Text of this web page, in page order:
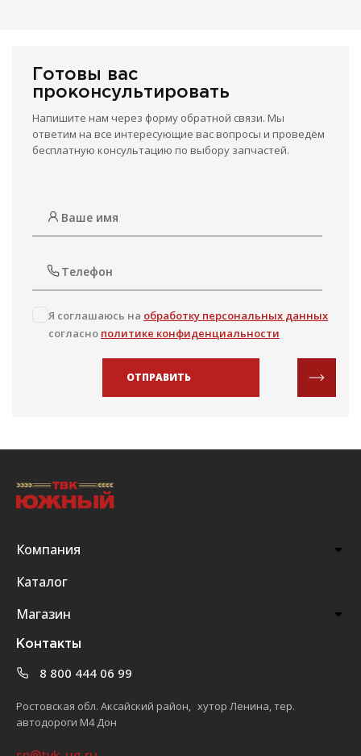
Готовы вас
проконсультировать
Напишите нам через форму обратной связи. Мы
ответим на все интересующие вас вопросы и проведём
бесплатную консультацию по выбору запчастей.
Я соглашаюсь на обработку персональных данных
согласно политике конфиденциальности
ОТПРАВИТЬ
Компания
Каталог
Магазин
Контакты
8 800 444 06 99
Ростовская обл. Аксайский район, хутор Ленина, тер.
автодороги М4 Дон